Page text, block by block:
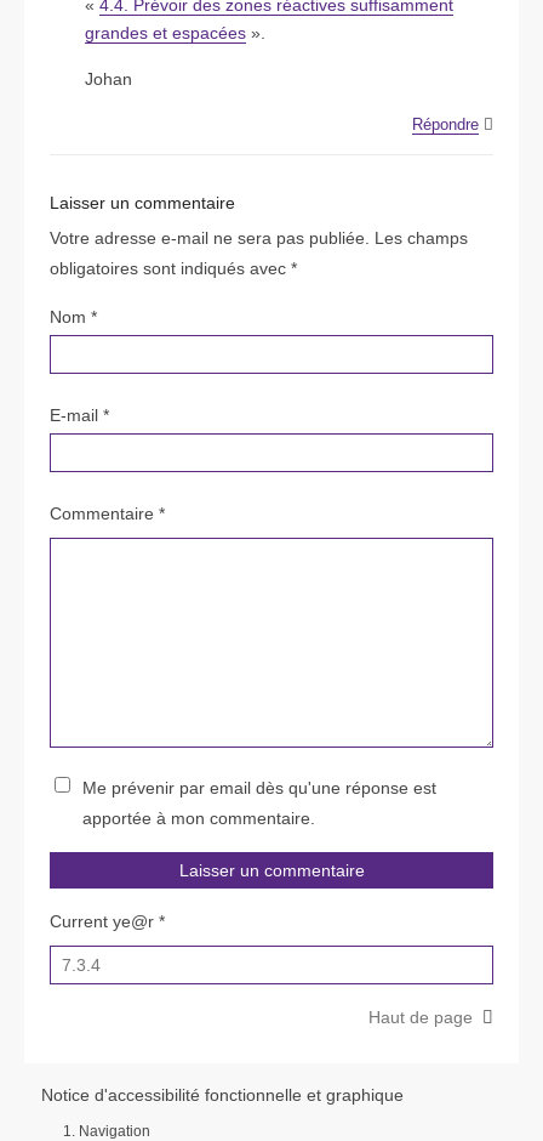
« 4.4. Prévoir des zones réactives suffisamment
grandes et espacées».
Johan
Répondre
Laisser un commentaire
Votre adresse e-mail ne sera pas publiée. Les champs
obligatoires sont indiqués avec *
Nom *
E-mail *
Commentaire *
Me prévenir par email dès qu'une réponse est
apportée à mon commentaire.
Current ye@r *
Haut de page
Notice d'accessibilité fonctionnelle et graphique
1. Navigation